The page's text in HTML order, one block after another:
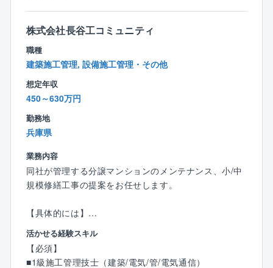
株式会社長谷工コミュニティ
職種
建築施工管理, 設備施工管理・その他
想定年収
450～630万円
勤務地
兵庫県
業務内容
同社が管理する分譲マンションのメンテナンス、小/中
規模修繕工事の提案をお任せします。
【具体的には】
管理組合コンサルティング担当のフロント営業と連携
し、担当物件の保守/メンテナンス業務を管理します。
見積や電子稟議書の作成、協力会社への修繕依頼、工
活かせる経験スキル
【必須】
■1級施工管理技士（建築/電気/管/電気通信）